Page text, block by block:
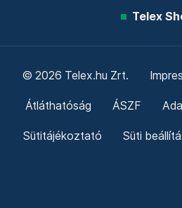
Telex
© 2026 Telex.hu Zrt.
Átláthatóság ÁSZF
Sütitájékoztató Süti